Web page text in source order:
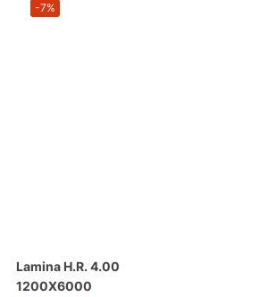
-7%
Lamina H.R. 4.00
1200X6000